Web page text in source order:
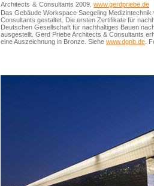
Architects & Consultants 2009. www.gerdpriebe.de
Das Gebäude Workspace Saegeling
Consultants gestaltet. Die ersten Zertifikate für
Deutschen Gesellschaft für nachhaltiges Bauen
ausgestellt. Gerd Priebe Architects & Consultants
eine Auszeichnung in Bronze. Siehe www.dgnb.de .